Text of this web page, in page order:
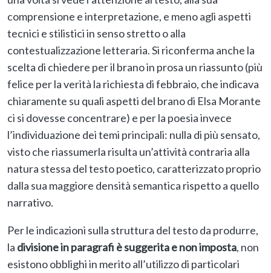
comprensione e interpretazione, e meno agli aspetti
tecnici e stilistici in senso stretto o alla
contestualizzazione letteraria. Si riconferma anche la
scelta di chiedere per il brano in prosa un riassunto (più
felice per la verità la richiesta di febbraio, che indicava
chiaramente su quali aspetti del brano di Elsa Morante
ci si dovesse concentrare) e per la poesia invece
l’individuazione dei temi principali: nulla di più sensato,
visto che riassumerla risulta un’attività contraria alla
natura stessa del testo poetico, caratterizzato proprio
dalla sua maggiore densità semantica rispetto a quello
narrativo.
Per le indicazioni sulla struttura del testo da produrre,
la divisione in paragrafi è suggerita e non imposta, non
esistono obblighi in merito all’utilizzo di particolari